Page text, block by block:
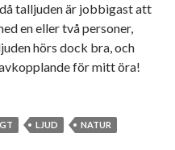
talljuden är jobbigast att
en eller två personer,
hörs dock bra, och
för mitt öra!
LJUD
NATUR